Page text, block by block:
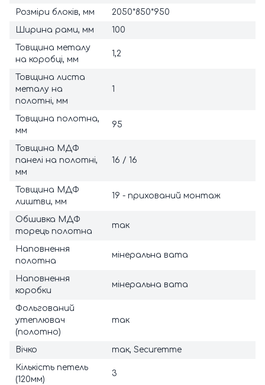
Розміри блоків, мм
2050*850*950
Ширина рами, мм
100
Товщина металу
на коробці, мм
1,2
Товщина листа
металу на
полотні, мм
1
Товщина полотна,
мм
95
Товщина МДФ
панелі на полотні,
мм
16 / 16
Товщина МДФ
лиштви, мм
19 - прихований монтаж
Обшивка МДФ
торець полотна
так
Наповнення
полотна
мінеральна вата
Наповнення
коробки
мінеральна вата
Фольгований
утеплювач
(полотно)
так
Вічко
так, Securemme
Кількість петель
(120мм)
3